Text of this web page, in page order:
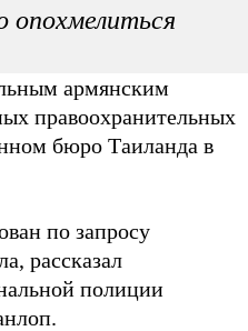
опохмелиться
армянским
правоохранительных
бюро Таиланда в
по запросу
рассказал
полиции